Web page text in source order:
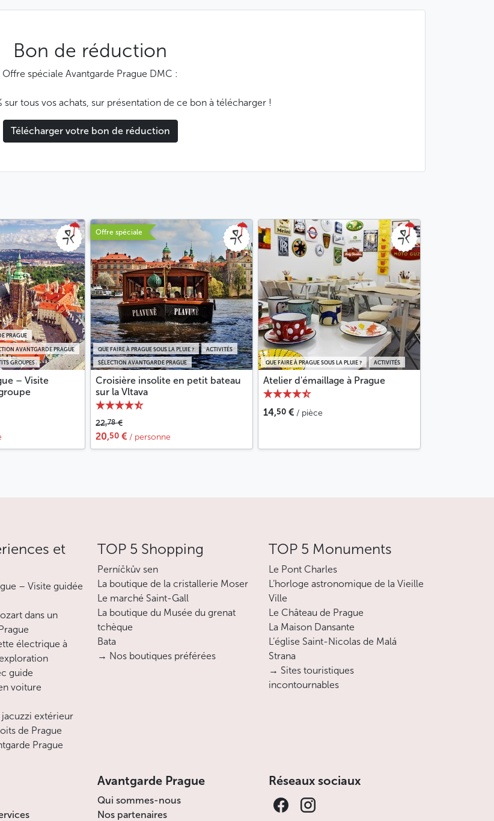
Bon de réduction
Offre spéciale Avantgarde Prague DMC :
sur tous vos achats, sur présentation de ce bon à télécharger !
Télécharger votre bon de réduction
GROUPES
AVANTGARDE PRAGUE
PRAGUE
– Visite
Offre spéciale
SÉLECTION AVANTGARDE PRAGUE
QUE FAIRE À PRAGUE SOUS LA PLUIE ? ACTIVITÉS
Croisière insolite en petit bateau
sur la Vltava
22,78€
20,50 € / personne
QUE FAIRE À PRAGUE SOUS LA PLUIE ? ACTIVITÉS
Atelier d'émaillage à Prague
14,50 € / pièce
et
– Visite guidée
dans un
électrique à
guide
voiture
jacuzzi extérieur
de Prague
Prague
TOP 5 Shopping
Perníčkův sen
La boutique de la cristallerie Moser
Le marché Saint-Gall
La boutique du Musée du grenat
tchèque
Bata
→ Nos boutiques préférées
TOP 5 Monuments
Le Pont Charles
L’horloge astronomique de la Vieille
Ville
Le Château de Prague
La Maison Dansante
L’église Saint-Nicolas de Malá
Strana
→ Sites touristiques
incontournables
Avantgarde Prague
Qui sommes-nous
Nos partenaires
Réseaux sociaux